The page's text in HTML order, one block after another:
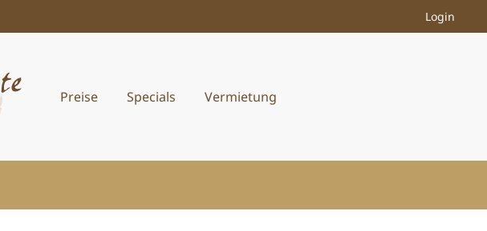
Login
Preise Specials Vermietung